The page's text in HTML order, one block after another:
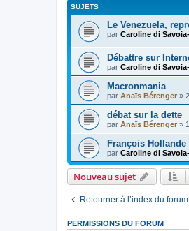
SUJETS
Le Venezuela,
par Caroline di
Débattre sur
par Caroline di
Macronmania
par Anaïs Bérenger »
débat sur la dette
par Anaïs Bérenger »
François
par Caroline di
Nouveau sujet
Retourner à l’index du forum
PERMISSIONS DU FORUM